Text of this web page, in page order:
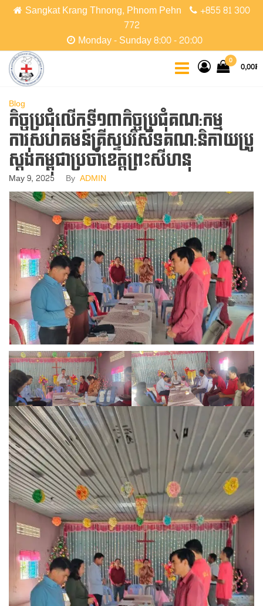
Skip
content
Sangkat Krang Thnong, Phnom Pehn
+855 81 300
772
Monday - Sunday 8:00 - 20:00
0 0,00៛
CCPC
Blog
កិច្ចប្រជុំលើកទី១៣កិច្ចប្រជុំគណ:កម្ម
ការសហគមន៍គ្រីស្ទបរិស័ទគណ:និកាយប្រូ
ស្តង់កម្ពុជាប្រចាំខេត្តព្រះសីហនុ
May 9, 2025 By ADMIN